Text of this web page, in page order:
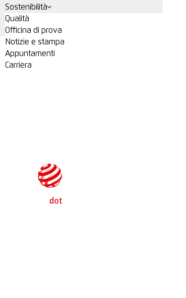
Sostenibilità
Qualità
Officina di prova
Notizie e stampa
Appuntamenti
Carriera